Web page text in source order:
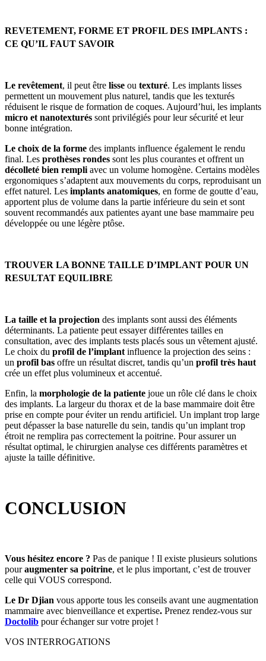
REVETEMENT, FORME ET PROFIL DES IMPLANTS :
CE QU’IL FAUT SAVOIR
Le revêtement, il peut être lisse ou texturé. Les implants lisses
permettent un mouvement plus naturel, tandis que les texturés
réduisent le risque de formation de coques. Aujourd’hui, les implants
micro et nanotexturés sont privilégiés pour leur sécurité et leur
bonne intégration.
Le choix de la forme des implants influence également le rendu
final. Les prothèses rondes sont les plus courantes et offrent un
décolleté bien rempli avec un volume homogène. Certains modèles
ergonomiques s’adaptent aux mouvements du corps, reproduisant un
effet naturel. Les implants anatomiques, en forme de goutte d’eau,
apportent plus de volume dans la partie inférieure du sein et sont
souvent recommandés aux patientes ayant une base mammaire peu
développée ou une légère ptôse.
TROUVER LA BONNE TAILLE D’IMPLANT POUR UN
RESULTAT EQUILIBRE
La taille et la projection des implants sont aussi des éléments
déterminants. La patiente peut essayer différentes tailles en
consultation, avec des implants tests placés sous un vêtement ajusté.
Le choix du profil de l’implant influence la projection des seins :
un profil bas offre un résultat discret, tandis qu’un profil très haut
crée un effet plus volumineux et accentué.
Enfin, la morphologie de la patiente joue un rôle clé dans le choix
des implants. La largeur du thorax et de la base mammaire doit être
prise en compte pour éviter un rendu artificiel. Un implant trop large
peut dépasser la base naturelle du sein, tandis qu’un implant trop
étroit ne remplira pas correctement la poitrine. Pour assurer un
résultat optimal, le chirurgien analyse ces différents paramètres et
ajuste la taille définitive.
CONCLUSION
Vous hésitez encore ? Pas de panique ! Il existe plusieurs solutions
pouraugmenter sa poitrine, et le plus important, c’est de trouver
celle qui VOUS correspond.
Le Dr Djian vous apporte tous les conseils avant une augmentation
mammaire avec bienveillance et expertise. Prenez rendez-vous sur
Doctolib pour échanger sur votre projet !
VOS INTERROGATIONS